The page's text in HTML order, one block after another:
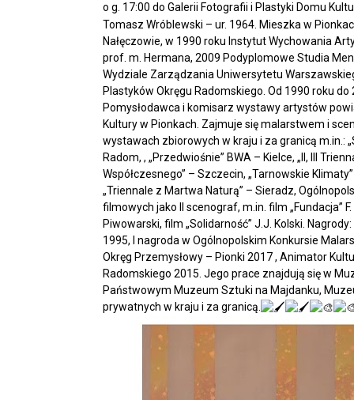
o g. 17:00 do Galerii Fotografii i Plastyki Domu
Tomasz Wróblewski – ur. 1964. Mieszka w
Nałęczowie, w 1990 roku Instytut Wychowania
prof. m. Hermana, 2009 Podyplomowe Studia
Wydziale Zarządzania Uniwersytetu
Plastyków Okręgu Radomskiego. Od 1990 roku
Pomysłodawca i komisarz wystawy artystów
Kultury w Pionkach. Zajmuje się malarstwem i
wystawach zbiorowych w kraju i za granicą m.in.:
Radom, , „Przedwiośnie” BWA – Kielce, „II, III
Współczesnego” – Szczecin, „Tarnowskie
„Triennale z Martwa Naturą” – Sieradz,
filmowych jako II scenograf, m.in. film „Fundacja”
Piwowarski, film „Solidarność” J.J. Kolski.
1995, I nagroda w Ogólnopolskim Konkursie
Okręg Przemysłowy – Pionki 2017 , Animator
Radomskiego 2015. Jego prace znajdują się w
Państwowym Muzeum Sztuki na Majdanku,
prywatnych w kraju i za granicą.